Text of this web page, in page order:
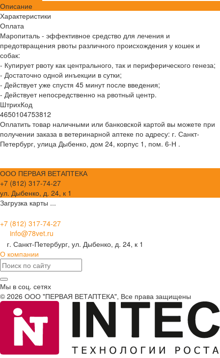
Описание
Характеристики
Оплата
Маропиталь - эффективное средство для лечения и
предотвращения рвоты различного происхождения у кошек и
собак:
- Купирует рвоту как центрального, так и периферического генеза;
- Достаточно одной инъекции в сутки;
- Действует уже спустя 45 минут после введения;
- Действует непосредственно на рвотный центр.
ШтрихКод
4650104753812
Оплатить товар наличными или банковской картой вы можете при
получении заказа в ветеринарной аптеке по адресу: г. Санкт-
Петербург, улица Дыбенко, дом 24, корпус 1, пом. 6-Н .
ООО ПЕРВАЯ ВЕТАПТЕКА
+7 (812) 317-74-27
ул. Дыбенко, д. 24, к 1
Загрузка карты ...
+7 (812) 317-74-27
info@78vet.ru
г. Санкт-Петербург, ул. Дыбенко, д. 24, к 1
О компании
Мы в соц. сетях
© 2026 ООО "ПЕРВАЯ ВЕТАПТЕКА", Все права защищены